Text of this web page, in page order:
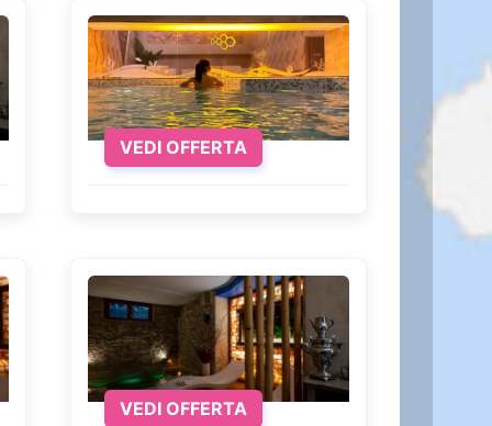
la Riserva Naturale di Monte
I Castelli Romani, un gruppo di
come il vino Frascati e piccoli
e delle attrazioni. D’altra parte
Sfruttando le offerte
vantaggiosi e di una vasta scelta
VEDI OFFERTA
VEDI OFFERTA